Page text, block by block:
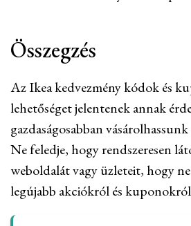
Összegzés
Az Ikea kedvezmény kódok és
lehetőséget jelentenek annak
gazdaságosabban
Ne feledje, hogy rendszeresen
weboldalát vagy üzleteit, hogy
legújabb akciókról és